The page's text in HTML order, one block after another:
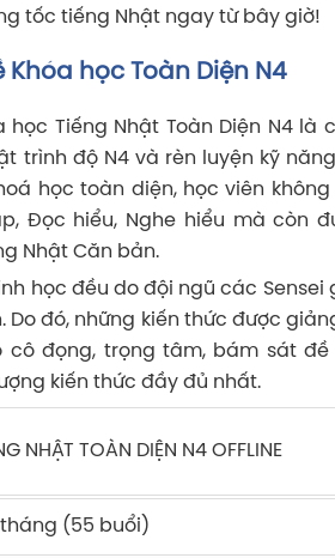
tốc tiếng Nhật ngay từ bây giờ!
Khóa học Toàn Diện N4
học Tiếng Nhật Toàn Diện N4 là
trình độ N4 và rèn luyện kỹ
học toàn diện, học viên không
Đọc hiểu, Nghe hiểu mà còn
Nhật Căn bản.
học đều do đội ngũ các Sensei
Do đó, những kiến thức được
cô đọng, trọng tâm, bám sát
kiến thức đầy đủ nhất.
NHẬT TOÀN DIỆN N4 OFFLINE
(55 buổi)